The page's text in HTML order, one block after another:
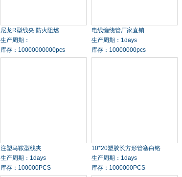
尼龙R型线夹 防火阻燃
生产周期：
库存：10000000000pcs
电线缠绕管厂家直销
生产周期：1days
库存：10000000pcs
注塑马鞍型线夹
生产周期：1days
库存：100000PCS
10*20塑胶长方形管塞白铬
生产周期：1days
库存：1000000PCS